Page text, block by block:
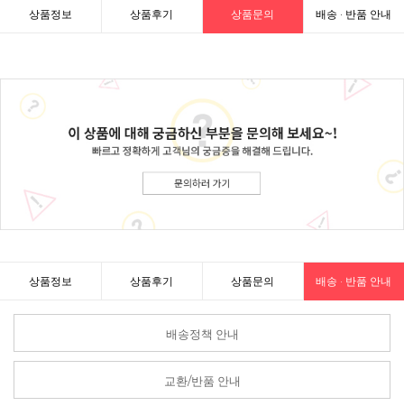
상품정보 상품후기 상품문의 배송 · 반품 안내
상품정보 상품후기 상품문의 배송 · 반품 안내
배송정책 안내
교환/반품 안내